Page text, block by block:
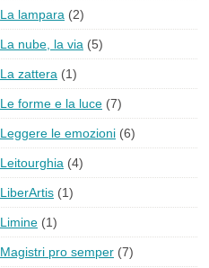
La lampara (2)
La nube, la via (5)
La zattera (1)
Le forme e la luce (7)
Leggere le emozioni (6)
Leitourghia (4)
LiberArtis (1)
Limine (1)
Magistri pro semper (7)